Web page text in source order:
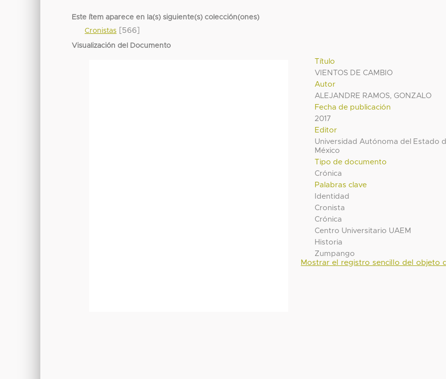
Este ítem aparece en la(s) siguiente(s) colección(ones)
Cronistas [566]
Visualización del Documento
Título
VIENTOS DE CAMBIO
Autor
ALEJANDRE RAMOS, GONZALO
Fecha de publicación
2017
Editor
Universidad Autónoma del Estado
México
Tipo de documento
Crónica
Palabras clave
Identidad
Cronista
Crónica
Centro Universitario UAEM
Historia
Zumpango
Mostrar el registro sencillo del objeto